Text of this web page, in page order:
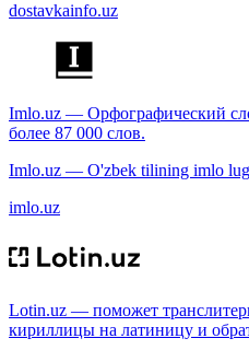
dostavkainfo.uz
Imlo.uz — Орфографический
более 87 000 слов.
Imlo.uz — O'zbek tilining imlo
imlo.uz
Lotin.uz — поможет
кириллицы на латиницу и